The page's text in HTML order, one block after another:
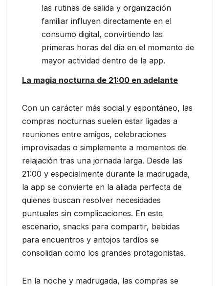
las rutinas de salida y organización
familiar influyen directamente en el
consumo digital, convirtiendo las
primeras horas del día en el momento de
mayor actividad dentro de la app.
La magia nocturna de 21:00 en adelante
Con un carácter más social y espontáneo, las
compras nocturnas suelen estar ligadas a
reuniones entre amigos, celebraciones
improvisadas o simplemente a momentos de
relajación tras una jornada larga. Desde las
21:00 y especialmente durante la madrugada,
la app se convierte en la aliada perfecta de
quienes buscan resolver necesidades
puntuales sin complicaciones. En este
escenario, snacks para compartir, bebidas
para encuentros y antojos tardíos se
consolidan como los grandes protagonistas.
En la noche y madrugada, las compras se